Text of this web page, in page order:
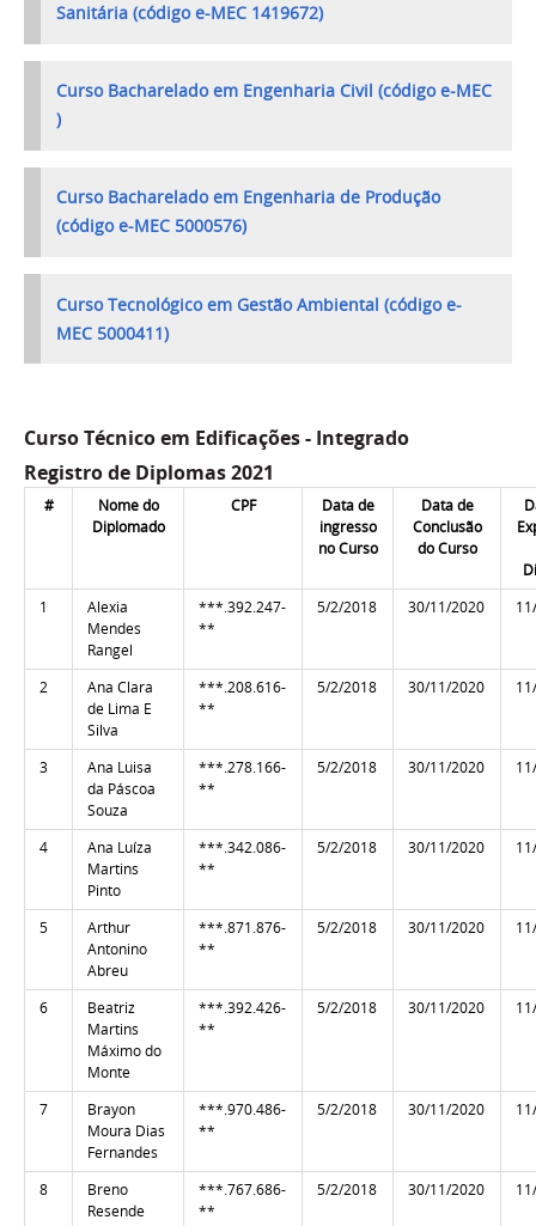
Sanitária (código e-MEC 1419672)
Curso Bacharelado em Engenharia Civil (código e-MEC
)
Curso Bacharelado em Engenharia de Produção
(código e-MEC 5000576)
Curso Tecnológico em Gestão Ambiental (código e-
MEC 5000411)
Curso Técnico em Edificações - Integrado
Registro de Diplomas 2021
#
Nome do
Diplomado
CPF
Data de
ingresso
no Curso
Data de
Conclusão
do Curso
1
Alexia
Mendes
Rangel
***.392.247-
**
5/2/2018 30/11/2020
2
Ana Clara
de Lima E
Silva
***.208.616-
**
5/2/2018 30/11/2020
3
Ana Luisa
da Páscoa
Souza
***.278.166-
**
5/2/2018 30/11/2020
4
Ana Luíza
Martins
Pinto
***.342.086-
**
5/2/2018 30/11/2020
5
Arthur
Antonino
Abreu
***.871.876-
**
5/2/2018 30/11/2020
6
Beatriz
Martins
Máximo do
Monte
***.392.426-
**
5/2/2018 30/11/2020
7
Brayon
Moura Dias
Fernandes
***.970.486-
**
5/2/2018 30/11/2020
8
Breno
Resende
***.767.686-
**
5/2/2018 30/11/2020